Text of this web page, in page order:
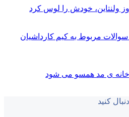
ولنتاین، خودش را لوس کرد
مربوط به کیم کارداشیان
خانه‌ ی مد همسو می شود
کنید